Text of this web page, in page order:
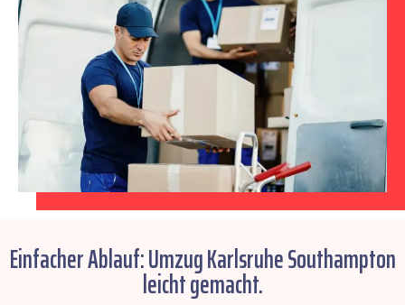
Einfacher Ablauf: Umzug Karlsruhe Southampton
leicht gemacht.